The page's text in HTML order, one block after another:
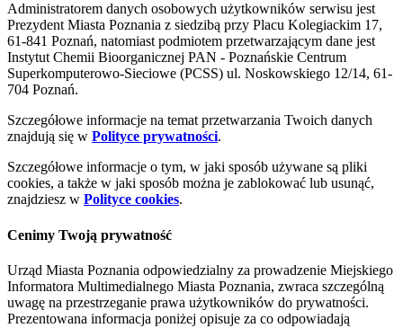
Administratorem danych osobowych użytkowników serwisu jest
Prezydent Miasta Poznania z siedzibą przy Placu Kolegiackim 17,
61-841 Poznań, natomiast podmiotem przetwarzającym dane jest
Instytut Chemii Bioorganicznej PAN - Poznańskie Centrum
Superkomputerowo-Sieciowe (PCSS) ul. Noskowskiego 12/14, 61-
704 Poznań.
Szczegółowe informacje na temat przetwarzania Twoich danych
znajdują się w Polityce prywatności.
Szczegółowe informacje o tym, w jaki sposób używane są pliki
cookies, a także w jaki sposób można je zablokować lub usunąć,
znajdziesz w Polityce cookies.
Cenimy Twoją prywatność
Urząd Miasta Poznania odpowiedzialny za prowadzenie Miejskiego
Informatora Multimedialnego Miasta Poznania, zwraca szczególną
uwagę na przestrzeganie prawa użytkowników do prywatności.
Prezentowana informacja poniżej opisuje za co odpowiadają